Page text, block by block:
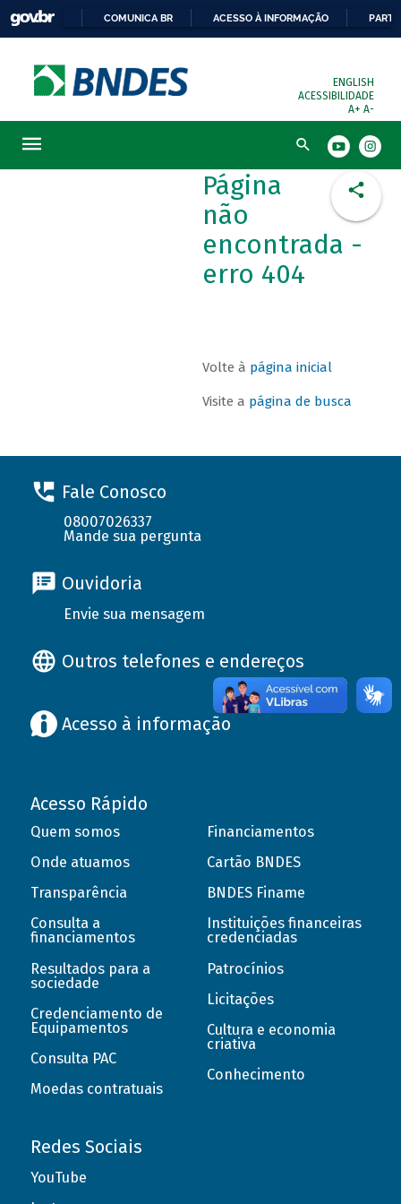
COMUNICA BR ACESSO À INFORMAÇÃO
ENGLISH
ACESSIBILIDADE
A+ A-
Busca
Página
não
encontrada -
erro 404
Volte à página inicial
Visite a página de busca
Fale Conosco
08007026337
Mande sua pergunta
Ouvidoria
Envie sua mensagem
Outros telefones e endereços
Acesso à informação
Acesso Rápido
Quem somos
Onde atuamos
Transparência
Consulta a
financiamentos
Resultados para a
sociedade
Credenciamento de
Equipamentos
Consulta PAC
Moedas contratuais
Financiamentos
Cartão BNDES
BNDES Finame
Instituições financeiras
credenciadas
Patrocínios
Licitações
Cultura e economia
criativa
Conhecimento
Redes Sociais
YouTube